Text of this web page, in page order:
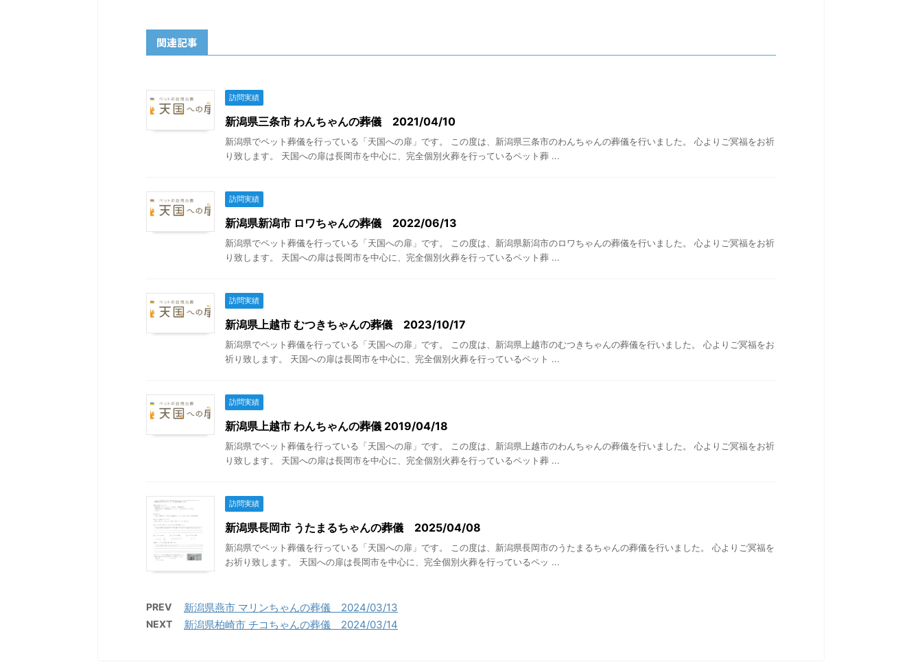
関連記事
訪問実績
新潟県三条市 わんちゃんの葬儀 2021/04/10
新潟県でペット葬儀を行っている「天国への扉」です。 この度は、新潟県三条市のわんちゃんの葬儀を行いました。 心よりご冥福をお祈
り致します。 天国への扉は長岡市を中心に、完全個別火葬を行っているペット葬 ...
訪問実績
新潟県新潟市 ロワちゃんの葬儀 2022/06/13
新潟県でペット葬儀を行っている「天国への扉」です。 この度は、新潟県新潟市のロワちゃんの葬儀を行いました。 心よりご冥福をお祈
り致します。 天国への扉は長岡市を中心に、完全個別火葬を行っているペット葬 ...
訪問実績
新潟県上越市 むつきちゃんの葬儀 2023/10/17
新潟県でペット葬儀を行っている「天国への扉」です。 この度は、新潟県上越市のむつきちゃんの葬儀を行いました。 心よりご冥福をお
祈り致します。 天国への扉は長岡市を中心に、完全個別火葬を行っているペット ...
訪問実績
新潟県上越市 わんちゃんの葬儀 2019/04/18
新潟県でペット葬儀を行っている「天国への扉」です。 この度は、新潟県上越市のわんちゃんの葬儀を行いました。 心よりご冥福をお祈
り致します。 天国への扉は長岡市を中心に、完全個別火葬を行っているペット葬 ...
訪問実績
新潟県長岡市 うたまるちゃんの葬儀 2025/04/08
新潟県でペット葬儀を行っている「天国への扉」です。 この度は、新潟県長岡市のうたまるちゃんの葬儀を行いました。 心よりご冥福を
お祈り致します。 天国への扉は長岡市を中心に、完全個別火葬を行っているペッ ...
PREV 新潟県燕市 マリンちゃんの葬儀 2024/03/13
NEXT 新潟県柏崎市 チコちゃんの葬儀 2024/03/14